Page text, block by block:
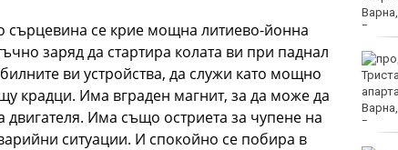
сърцевина се крие мощна литиево-йонна
заряд да стартира колата ви при паднал
ви устройства, да служи като мощно
крадци. Има вграден магнит, за да може да
двигателя. Има също остриета за чупене на
ситуации. И спокойно се побира в
Повдигнаха обвинение
срещу 18-годишния
младеж за убийството
на чичо му с кол